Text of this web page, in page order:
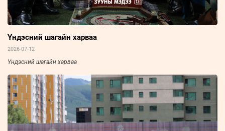
Үндэсний шагайн харваа
2026-07-12
Үндэсний шагайн харваа